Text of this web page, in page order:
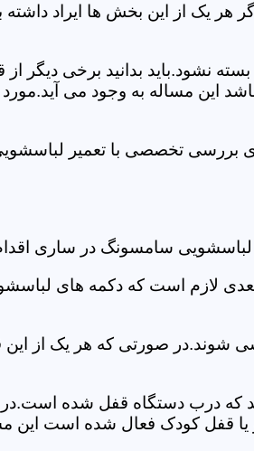
یک از این بخش ها ایراد داشته
نشود.باید بدانید برخی دیگر
این مساله به وجود می آید.مورد
بررسی تخصصی با تعمیر
سامسونگ در ساری
لازم است که دکمه های
شوند.در صورتی که هر یک از
که درب دستگاه قفل شده است.در
یا قفل کودک فعال شده است این